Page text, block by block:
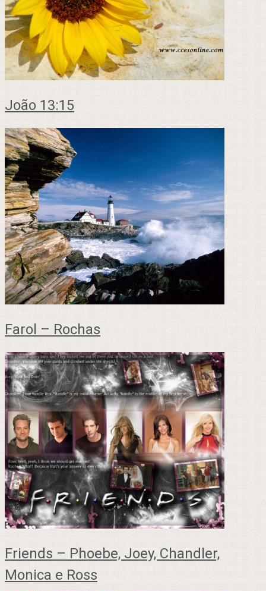
João 13:15
Farol – Rochas
Friends – Phoebe, Joey, Chandler,
Monica e Ross